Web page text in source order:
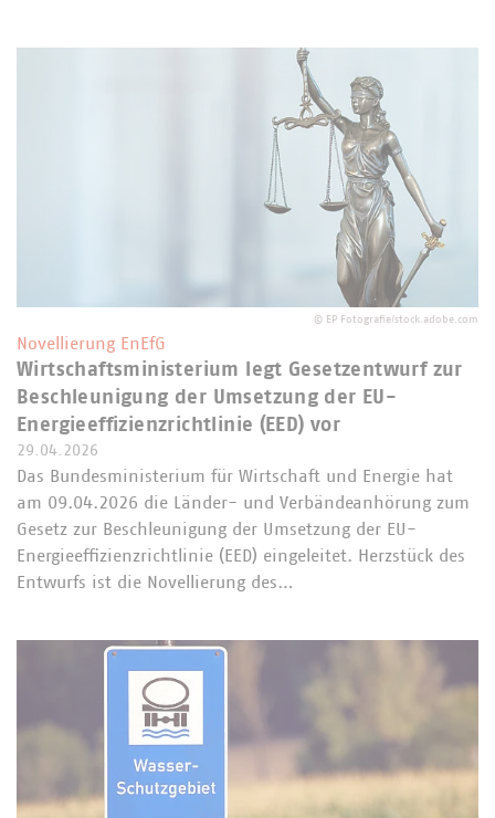
© EP Fotografie/stock.adobe.com
Novellierung EnEfG
Wirtschaftsministerium legt Gesetzentwurf zur
Beschleunigung der Umsetzung der EU-
Energieeffizienzrichtlinie (EED) vor
29.04.2026
Das Bundesministerium für Wirtschaft und Energie hat
am 09.04.2026 die Länder- und Verbändeanhörung zum
Gesetz zur Beschleunigung der Umsetzung der EU-
Energieeffizienzrichtlinie (EED) eingeleitet. Herzstück des
Entwurfs ist die Novellierung des…